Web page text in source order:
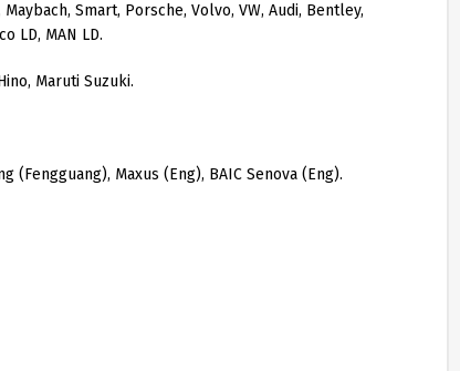
Smart, Porsche, Volvo, VW, Audi, Bentley,
LD, MAN LD.
Maruti Suzuki.
(Fengguang), Maxus (Eng), BAIC Senova (Eng).